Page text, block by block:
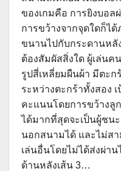
ของเกมคือ การยิงบอล
การขว้างจากจุดใดก็ไ
ขนานไปกับกระดานหลั
ต้องสัมผัสสิ่งใด ผู้เล่น
รูปสี่เหลี่ยมผืนผ้า มีตะ
ระหว่างตะกร้าทั้งสอง
คะแนนโดยการขว้าง
ได้มากที่สุดจะเป็นผู้ชน
นอกสนามได้ และไม่ส
เล่นอื่นโดยไม่ได้ส่งผ่า
ด้านหลังเส้น 3…